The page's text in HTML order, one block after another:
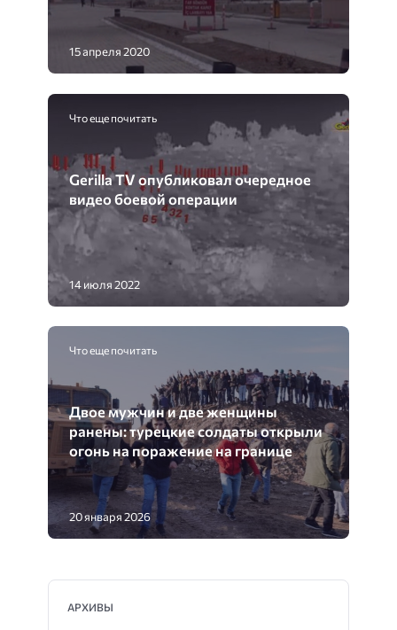
15 апреля 2020
Что еще почитать
Gerilla TV опубликовал очередное
видео боевой операции
14 июля 2022
Что еще почитать
Двое мужчин и две женщины
ранены: турецкие солдаты открыли
огонь на поражение на границе
20 января 2026
АРХИВЫ